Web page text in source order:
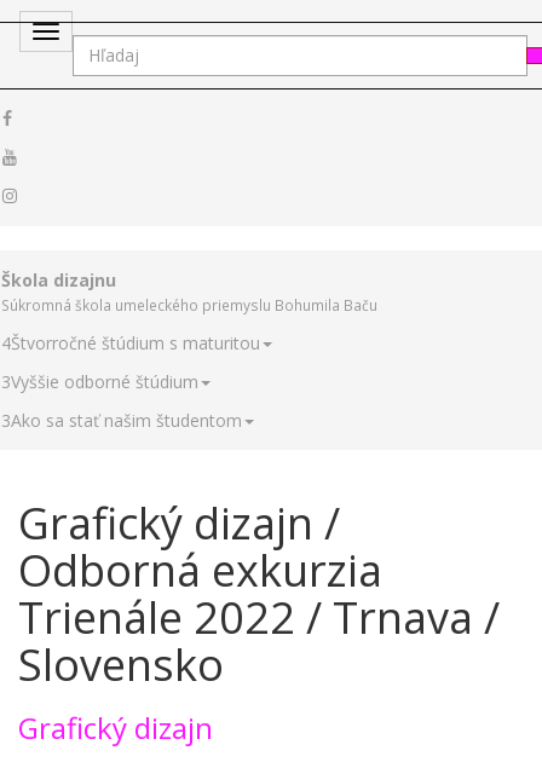
Toggle
navigation
Škola dizajnu
Súkromná škola umeleckého priemyslu Bohumila Baču
4Štvorročné štúdium s maturitou
3Vyššie odborné štúdium
3Ako sa stať našim študentom
Grafický dizajn /
Odborná exkurzia
Trienále 2022 / Trnava /
Slovensko
Grafický dizajn